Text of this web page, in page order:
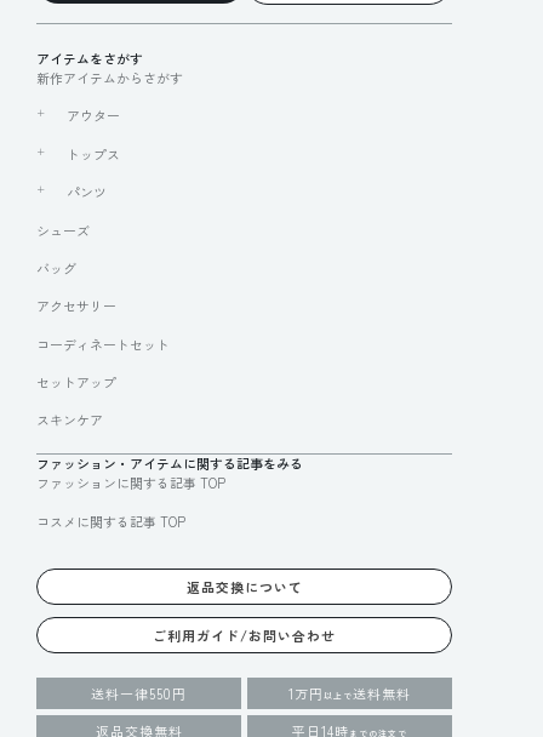
アイテムをさがす
新作アイテムからさがす
アウター
トップス
パンツ
シューズ
バッグ
アクセサリー
コーディネートセット
セットアップ
スキンケア
ファッション・アイテムに関する記事をみる
ファッションに関する記事 TOP
コスメに関する記事 TOP
返品交換について
ご利用ガイド/お問い合わせ
送料一律550円 1万円 以上で送料無料
返品交換無料
平日14時 までの注文で